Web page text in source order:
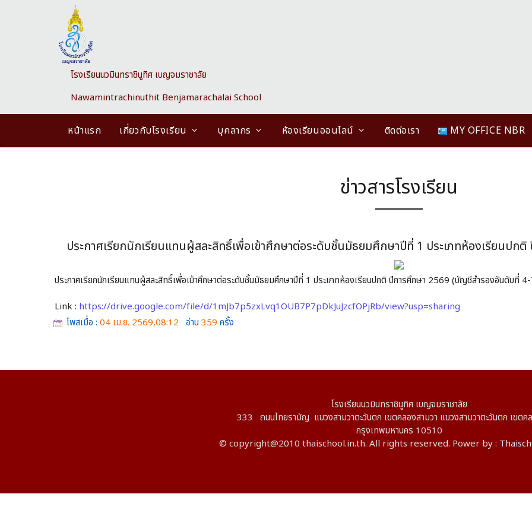
Skip to main content
โรงเรียนนวมินทราชินูทิศ เบญจมราชาลัย
Nawamintrachinuthit Benjamarachalai School
หน้าแรก เกี่ยวกับโรงเรียน บุคลากร ห้องเรียนออนไลน์ ติดต่อเรา MY OFFICE NBR
ข่าวสารโรงเรียน
ประกาศเรียกนักเรียนแทนผู้สละสิทธิ์เพื่อเข้าศึกษาต่อระดับชั้นมัธยมศึกษาปีที่ 1 ประเภทห้องเรียนป
ประกาศเรียกนักเรียนแทนผู้สละสิทธิ์เพื่อเข้าศึกษาต่อระดับชั้นมัธยมศึกษาปีที่ 1 ประเภทห้องเรียนปกติ ปีการศึกษา 2569 (บัญชีสำรองอันดับที่
Link : https://drive.google.com/file/d/1mJb7p5zxLvq1OUB7P7pDkJuJzcfOPjRb/view?usp=sharing
โพสเมื่อ : 04 เม.ย. 2569,08:12 อ่าน 359 ครั้ง
โรงเรียนนวมินทราชินูทิศ เบญจมราชาลัย
333 ถนนไทยรามัญ แขวงสามวาตะวันตก เขตคลองสามวา แขวงสามวาตะวันตก เขตค
กรุงเทพมหานคร 10510
© copyright@2010 thaischool.in.th. All rights reserved. Power by :